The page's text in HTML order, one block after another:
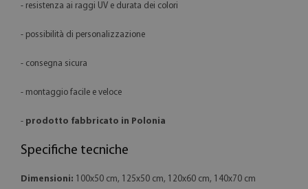
- resistenza ai raggi UV e durata dei colori
- possibilità di personalizzazione
- consegna sicura
- montaggio facile e veloce
- prodotto fabbricato in Polonia
Specifiche tecniche
Dimensioni: 100x50 cm, 125x50 cm, 120x60 cm, 140x70 cm